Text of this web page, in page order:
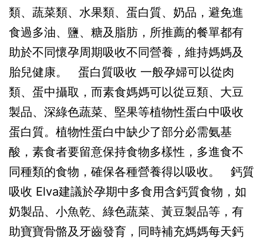
類、蔬菜類、水果類、蛋白質、奶品，避免進
食過多油、鹽、糖及脂肪，所推薦的餐單都有
助於不同懷孕周期吸收不同營養，維持媽媽及
胎兒健康。 蛋白質吸收 一般孕婦可以從肉
類、蛋中攝取，而素食媽媽可以從豆類、大豆
製品、深綠色蔬菜、堅果等植物性蛋白中吸收
蛋白質。植物性蛋白中缺少了部分必需氨基
酸，素食者要留意保持食物多樣性，多進食不
同種類的食物，確保各種營養得以吸收。 鈣質
吸收 Elva建議於孕期中多食用含鈣質食物，如
奶製品、小魚乾、綠色蔬菜、黃豆製品等，有
助寶寶骨骼及牙齒發育，同時補充媽媽每天鈣